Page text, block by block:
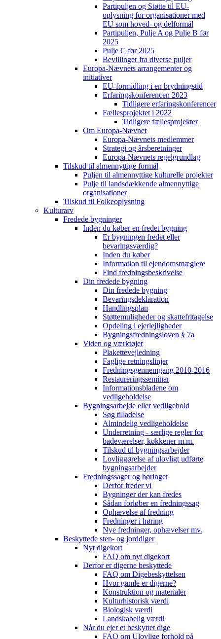
Partipuljen og Støtte til EU-
oplysning for organisationer med
EU som hoved- og delformål
Partipuljen, Pulje A og Pulje B før
2025
Pulje C før 2025
Bevillinger fra diverse puljer
Europa-Nævnets arrangementer og
initiativer
EU-formidling i en brydningstid
Erfaringskonferencen 2023
Tidligere erfaringskonferencer
Fællesprojektet i 2022
Tidligere fællesprojekter
Om Europa-Nævnet
Europa-Nævnets medlemmer
Strategi og årsberetninger
Europa-Nævnets regelgrundlag
Tilskud til almennyttige formål
Puljen til almennyttige kulturelle projekter
Pulje til landsdækkende almennyttige
organisationer
Tilskud til Folkeoplysning
Kulturarv
Fredede bygninger
Inden du køber en fredet bygning
Er bygningen fredet eller
bevaringsværdig?
Inden du køber
Information til ejendomsmæglere
Find fredningsbeskrivelse
Din fredede bygning
Din fredede bygning
Bevaringsdeklaration
Handlingsplan
Støttemuligheder og skattefritagelse
Opdeling i ejerlejligheder
Bygningsfredningsloven § 7a
Viden og værktøjer
Plakettevejledning
Faglige retningslinjer
Fredningsgennemgang 2010-2016
Restaureringsseminar
Informationsbladene om
vedligeholdelse
Bygningsarbejde eller vedligehold
Søg tilladelse
Almindelig vedligeholdelse
Underretning - særlige regler for
badeværelser, køkkener m.m.
Tilskud til bygningsarbejder
Lovliggørelse af ulovligt udførte
bygningsarbejder
Fredningssager og høringer
Derfor freder vi
Bygninger der kan fredes
Sådan forløber en fredningssag
Ophævelse af fredning
Fredninger i høring
Nye fredninger, ophævelser mv.
Beskyttede sten- og jorddiger
Nyt digekort
FAQ om nyt digekort
Derfor er digerne beskyttede
FAQ om Digebeskyttelsen
Hvor gamle er digerne?
Konstruktion og materialer
Kulturhistorisk værdi
Biologisk værdi
Landskabelig værdi
Når du ejer et beskyttet dige
FAQ om Ulovlige forhold på